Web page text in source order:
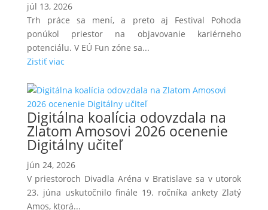
júl 13, 2026
Trh práce sa mení, a preto aj Festival Pohoda
ponúkol priestor na objavovanie kariérneho
potenciálu. V EÚ Fun zóne sa...
Zistiť viac
Digitálna koalícia odovzdala na
Zlatom Amosovi 2026 ocenenie
Digitálny učiteľ
jún 24, 2026
V priestoroch Divadla Aréna v Bratislave sa v utorok
23. júna uskutočnilo finále 19. ročníka ankety Zlatý
Amos, ktorá...